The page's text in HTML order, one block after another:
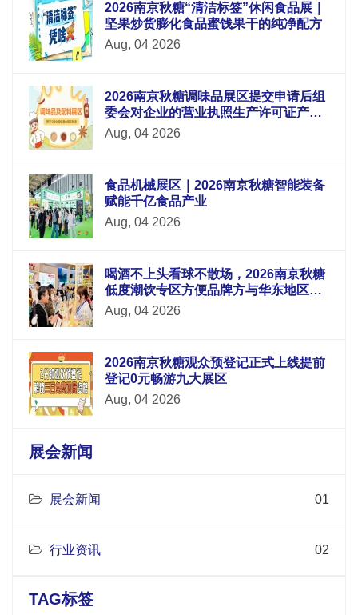
2026南京秋糖“清洁标签”休闲食品展｜
坚果炒货膨化食品蜜饯果干的纯净配方
Aug, 04 2026
2026南京秋糖调味品展区提交申请后组
委会对企业的营业执照生产许可证产品
检测报告等材料进行审核
Aug, 04 2026
食品机械展区｜2026南京秋糖智能装备
赋能千亿食品产业
Aug, 04 2026
喝酒不上头看球不散场，2026南京秋糖
低度潮饮专区方便品牌方与华东地区酒
吧连锁便利店电商平台采购商面对面洽
Aug, 04 2026
2026南京秋糖观众预登记正式上线提前
登记0元畅游九大展区
Aug, 04 2026
展会新闻
展会新闻 01
行业资讯 02
TAG标签